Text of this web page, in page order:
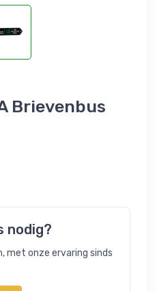
Brievenbus
nodig?
met onze ervaring sinds